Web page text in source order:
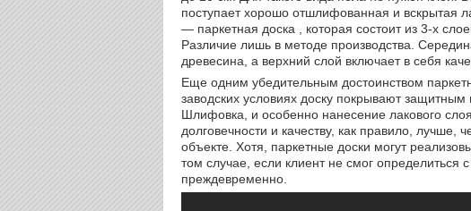
поступает хорошо отшлифованная и вскрытая
— паркетная доска , которая состоит из 3-х
Различие лишь в методе производства.
древесина, а верхний слой включает в себя
Еще одним убедительным достоинством
заводских условиях доску покрывают
Шлифовка, и особенно нанесение лакового
долговечности и качеству, как правило,
объекте. Хотя, паркетные доски могут
том случае, если клиент не смог определиться
преждевременно.